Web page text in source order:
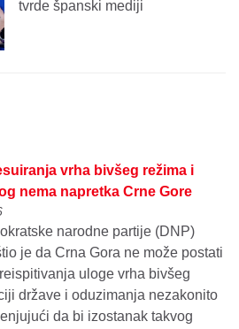
tvrde španski mediji
vrha bivšeg režima i
nema napretka Crne Gore
narodne partije (DNP)
je da Crna Gora ne može postati
uloge vrha bivšeg
države i oduzimanja nezakonito
da bi izostanak takvog